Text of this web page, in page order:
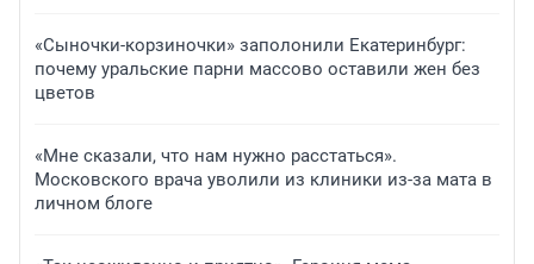
«Сыночки-корзиночки» заполонили Екатеринбург:
почему уральские парни массово оставили жен без
цветов
«Мне сказали, что нам нужно расстаться».
Московского врача уволили из клиники из-за мата в
личном блоге